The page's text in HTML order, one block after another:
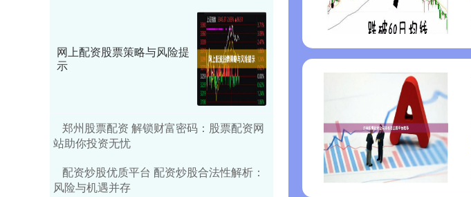
网上配资股票策略与风险提
示
郑州股票配资 解锁财富密码：股票配资网
站助你投资无忧
配资炒股优质平台 配资炒股合法性解析：
风险与机遇并存